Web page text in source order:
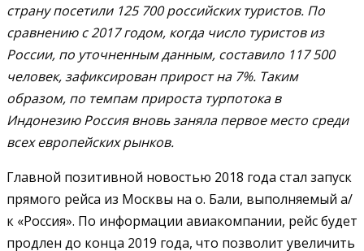
страну посетили 125 700 российских туристов. По
сравнению с 2017 годом, когда число туристов из
России, по уточненным данным, составило 117 500
человек, зафиксирован прирост на 7%. Таким
образом, по темпам прироста турпотока в
Индонезию Россия вновь заняла первое место среди
всех европейских рынков.
Главной позитивной новостью 2018 года стал запуск
прямого рейса из Москвы на о. Бали, выполняемый а/
к «Россия». По информации авиакомпании, рейс будет
продлен до конца 2019 года, что позволит увеличить